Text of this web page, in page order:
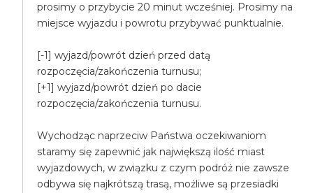
prosimy o przybycie 20 minut wcześniej. Prosimy na
miejsce wyjazdu i powrotu przybywać punktualnie.
[-1] wyjazd/powrót dzień przed datą
rozpoczęcia/zakończenia turnusu;
[+1] wyjazd/powrót dzień po dacie
rozpoczęcia/zakończenia turnusu.
Wychodząc naprzeciw Państwa oczekiwaniom
staramy się zapewnić jak największą ilość miast
wyjazdowych, w związku z czym podróż nie zawsze
odbywa się najkrótszą trasą, możliwe są przesiadki